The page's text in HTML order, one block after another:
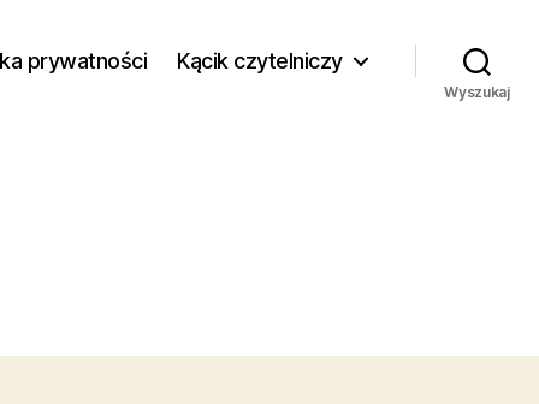
prywatności Kącik czytelniczy
Wyszukaj